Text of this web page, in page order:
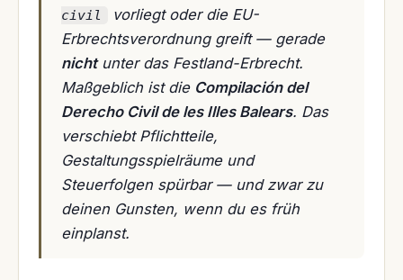
civil
vorliegt oder die EU-
Erbrechtsverordnung greift — gerade
nichtunter das Festland-Erbrecht.
Maßgeblich ist die Compilación del
Derecho Civil de les Illes Balears. Das
verschiebt Pflichtteile,
Gestaltungsspielräume und
Steuerfolgen spürbar — und zwar zu
deinen Gunsten, wenn du es früh
einplanst.